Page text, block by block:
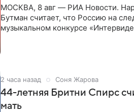
МОСКВА, 8 авг — РИА Новости.
Бутман считает, что Россию на
музыкальном конкурсе
2 часа назад Соня Жарова
44-летняя Бритни Спирс
мать